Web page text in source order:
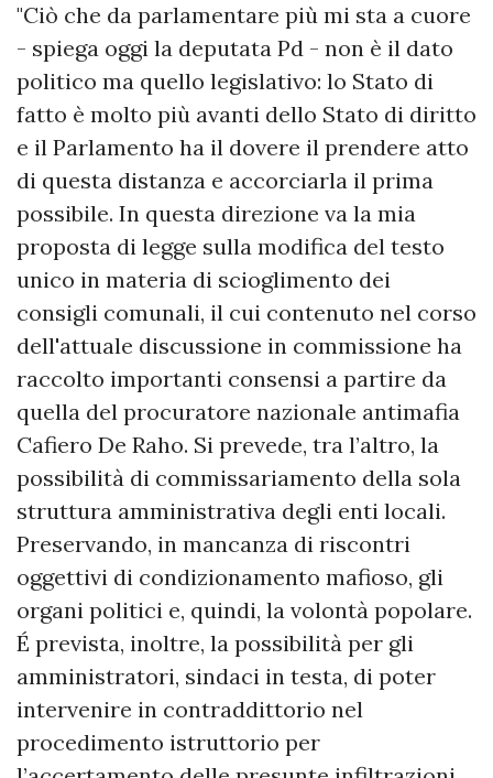
"Ciò che da parlamentare più mi sta a cuore
- spiega oggi la deputata Pd - non è il dato
politico ma quello legislativo: lo Stato di
fatto è molto più avanti dello Stato di diritto
e il Parlamento ha il dovere il prendere atto
di questa distanza e accorciarla il prima
possibile. In questa direzione va la mia
proposta di legge sulla modifica del testo
unico in materia di scioglimento dei
consigli comunali, il cui contenuto nel corso
dell'attuale discussione in commissione ha
raccolto importanti consensi a partire da
quella del procuratore nazionale antimafia
Cafiero De Raho. Si prevede, tra l’altro, la
possibilità di commissariamento della sola
struttura amministrativa degli enti locali.
Preservando, in mancanza di riscontri
oggettivi di condizionamento mafioso, gli
organi politici e, quindi, la volontà popolare.
É prevista, inoltre, la possibilità per gli
amministratori, sindaci in testa, di poter
intervenire in contraddittorio nel
procedimento istruttorio per